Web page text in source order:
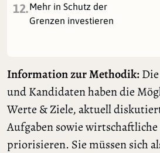
12.Mehr in Schutz der
Grenzen investieren
Information zur Methodik:
und Kandidaten haben die
Werte & Ziele, aktuell
Aufgaben sowie
priorisieren. Sie müssen sich